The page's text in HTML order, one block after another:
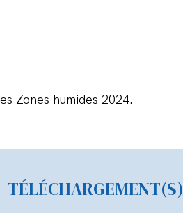
Zones humides 2024.
TÉLÉCHARGEMENT(S)